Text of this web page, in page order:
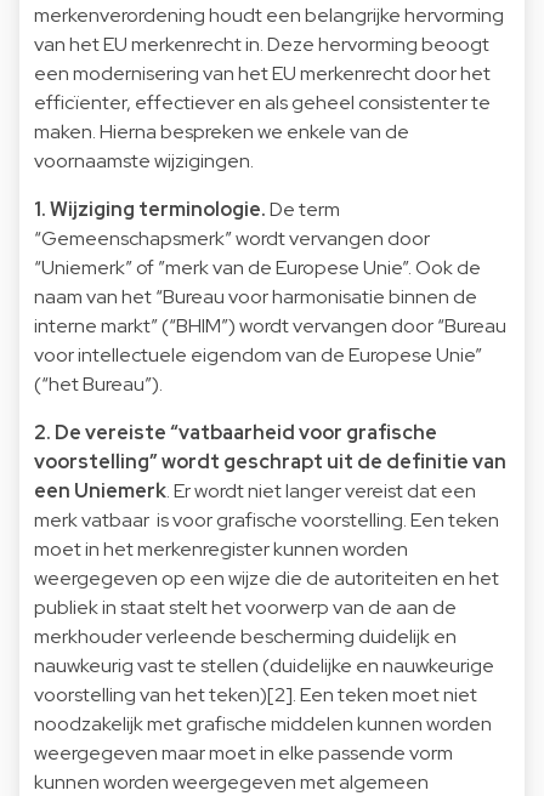
merkenverordening houdt een belangrijke hervorming
van het EU merkenrecht in. Deze hervorming beoogt
een modernisering van het EU merkenrecht door het
efficïenter, effectiever en als geheel consistenter te
maken. Hierna bespreken we enkele van de
voornaamste wijzigingen.
1. Wijziging terminologie.De term
“Gemeenschapsmerk” wordt vervangen door
“Uniemerk” of ”merk van de Europese Unie”. Ook de
naam van het “Bureau voor harmonisatie binnen de
interne markt” (“BHIM”) wordt vervangen door “Bureau
voor intellectuele eigendom van de Europese Unie”
(“het Bureau”).
2. De vereiste “vatbaarheid voor grafische
voorstelling” wordt geschrapt uit de definitie van
een Uniemerk. Er wordt niet langer vereist dat een
merk vatbaar is voor grafische voorstelling. Een teken
moet in het merkenregister kunnen worden
weergegeven op een wijze die de autoriteiten en het
publiek in staat stelt het voorwerp van de aan de
merkhouder verleende bescherming duidelijk en
nauwkeurig vast te stellen (duidelijke en nauwkeurige
voorstelling van het teken)[2]. Een teken moet niet
noodzakelijk met grafische middelen kunnen worden
weergegeven maar moet in elke passende vorm
kunnen worden weergegeven met algemeen